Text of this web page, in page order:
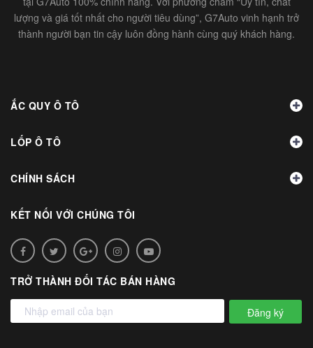
lượng và giá tốt nhất cho người tiêu dùng”, G7Auto vinh hạnh trở
thành người bạn tin cậy luôn đồng hành cùng quý khách hàng.
ẮC QUY Ô TÔ
LỐP Ô TÔ
CHÍNH SÁCH
KẾT NỐI VỚI CHÚNG TÔI
TRỞ THÀNH ĐỐI TÁC BÁN HÀNG
Đăng ký